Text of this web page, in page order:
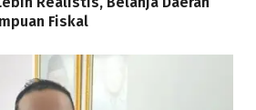
Fiskal